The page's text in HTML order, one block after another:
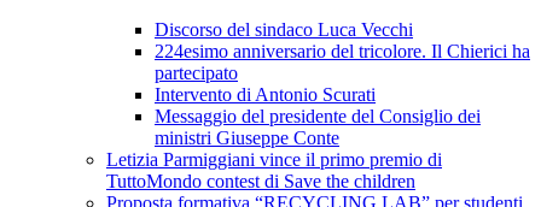
Discorso del sindaco Luca Vecchi
224esimo anniversario del tricolore. Il Chierici ha
partecipato
Intervento di Antonio Scurati
Messaggio del presidente del Consiglio dei
ministri Giuseppe Conte
Letizia Parmiggiani vince il primo premio di
TuttoMondo contest di Save the children